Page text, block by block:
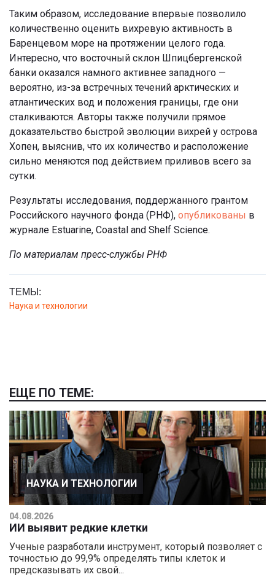
Таким образом, исследование впервые позволило
количественно оценить вихревую активность в
Баренцевом море на протяжении целого года.
Интересно, что восточный склон Шпицбергенской
банки оказался намного активнее западного —
вероятно, из-за встречных течений арктических и
атлантических вод и положения границы, где они
сталкиваются. Авторы также получили прямое
доказательство быстрой эволюции вихрей у острова
Хопен, выяснив, что их количество и расположение
сильно меняются под действием приливов всего за
сутки.
Результаты исследования, поддержанного грантом
Российского научного фонда (РНФ), опубликованы в
журнале Estuarine, Coastal and Shelf Science.
По материалам пресс-службы РНФ
ТЕМЫ:
Наука и технологии
ЕЩЕ ПО ТЕМЕ:
НАУКА И ТЕХНОЛОГИИ
04.08.2026
ИИ выявит редкие клетки
Ученые разработали инструмент, который позволяет с
точностью до 99,9% определять типы клеток и
предсказывать их свой...